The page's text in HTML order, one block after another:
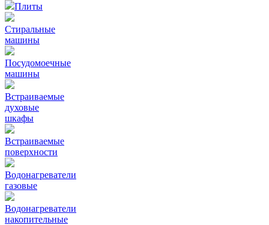
Плиты
Стиральные
машины
Посудомоечные
машины
Встраиваемые
духовые
шкафы
Встраиваемые
поверхности
Водонагреватели
газовые
Водонагреватели
накопительные